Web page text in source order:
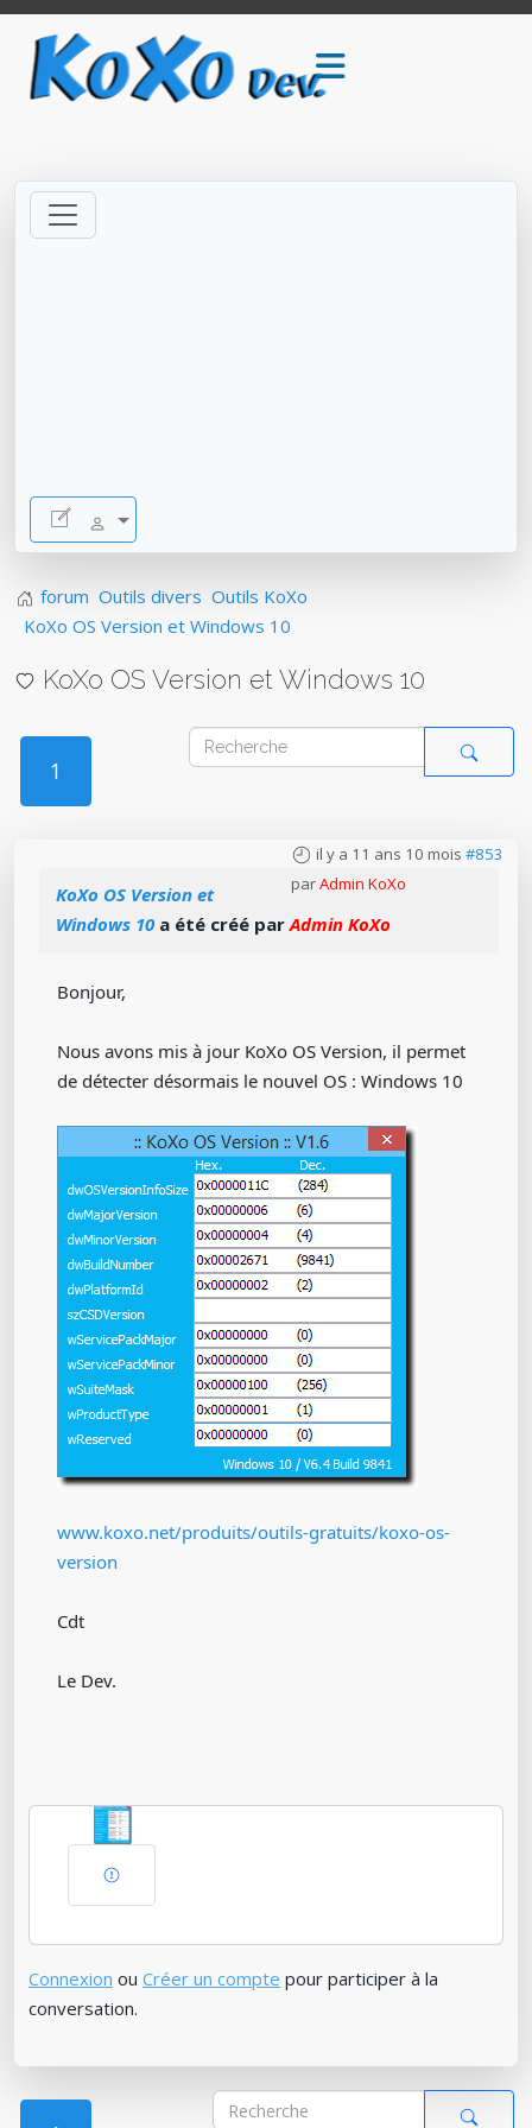
forum Outils divers Outils KoXo
KoXo OS Version et Windows 10
KoXo OS Version et Windows 10
1
il y a 11 ans 10 mois #853
parAdmin KoXo
KoXo OS Version et
Windows 10 a été créé parAdmin KoXo
Bonjour,
Nous avons mis à jour KoXo OS Version, il permet
de détecter désormais le nouvel OS : Windows 10
www.koxo.net/produits/outils-gratuits/koxo-os-
version
Cdt
Le Dev.
Connexion ou Créer un compte pour participer à la
conversation.